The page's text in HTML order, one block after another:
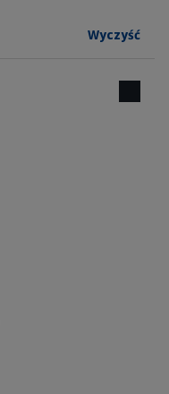
Wyczyść